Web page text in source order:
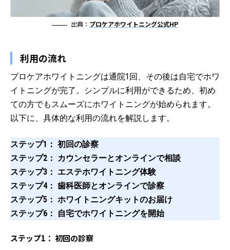
出典： プロケアホワイトニング公式HP
利用の流れ
プロケアホワイトニングは通院1回、その後は自宅でホワ
イトニングが完了。シンプルに利用ができるため、初め
ての方でもスムーズにホワイトニングが始められます。
以下に、具体的な利用の流れを解説します。
ステップ1： 初回の診察
ステップ2： カウンセラーとオンラインで相談
ステップ3： エステホワイトニング体験
ステップ4： 歯科医師とオンラインで診察
ステップ5： ホワイトニングキットのお届け
ステップ6： 自宅でホワイトニングを開始
ステップ1： 初回の診察